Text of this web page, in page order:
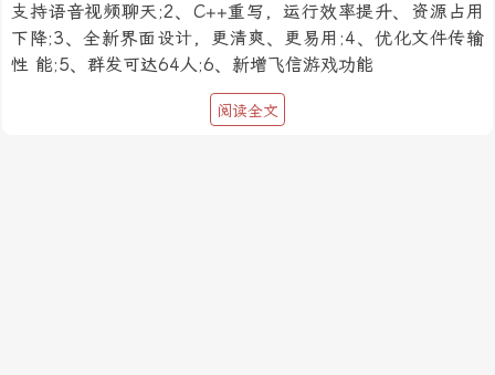
支持语音视频聊天;2、C++重写，运行效率提升、资源占用
下降;3、全新界面设计，更清爽、更易用;4、优化文件传输
性 能;5、群发可达64人;6、新增飞信游戏功能
阅读全文